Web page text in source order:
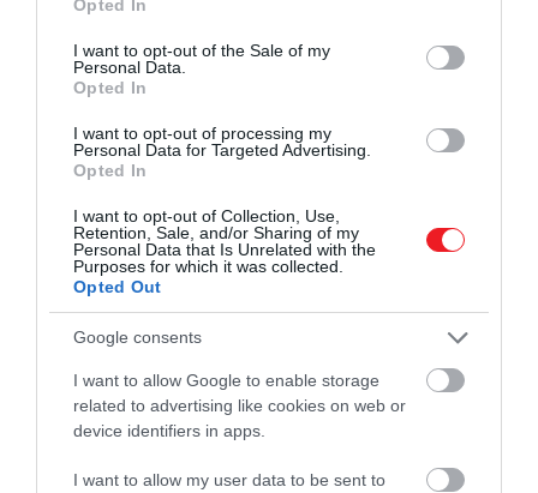
use your data for below specified purposes in below Google
consent section.
Opted In
I want to opt-out of the Sale of my
Personal Data.
Opted In
I want to opt-out of processing my
Personal Data for Targeted Advertising.
Opted In
I want to opt-out of Collection, Use,
Retention, Sale, and/or Sharing of my
Personal Data that Is Unrelated with the
Purposes for which it was collected.
Opted Out
Google consents
I want to allow Google to enable storage
related to advertising like cookies on web or
device identifiers in apps.
I want to allow my user data to be sent to